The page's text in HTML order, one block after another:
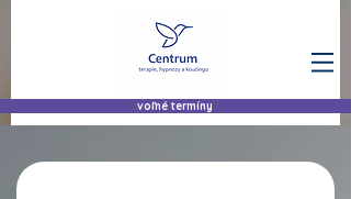
voľné termíny